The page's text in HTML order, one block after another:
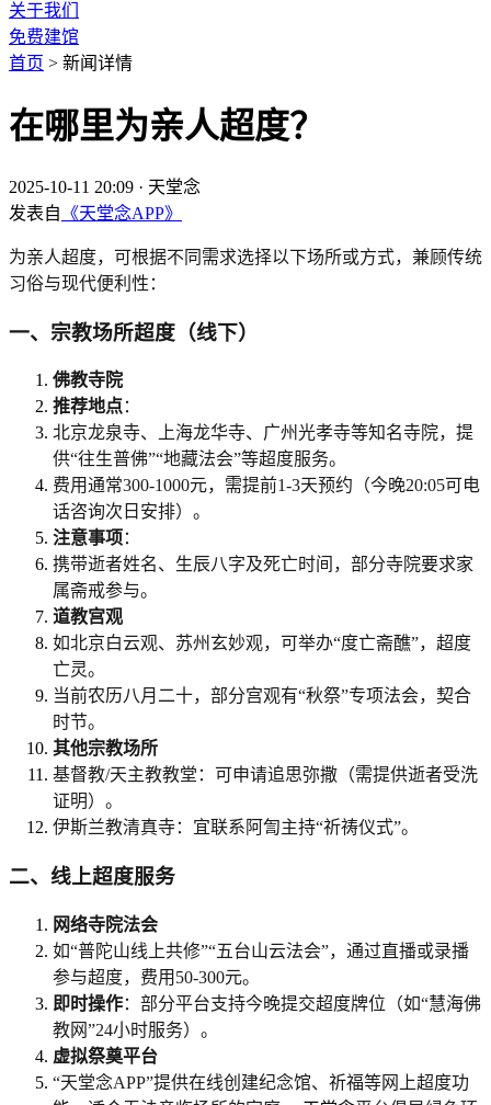
关于我们
免费建馆
首页 > 新闻详情
在哪里为亲人超度？
2025-10-11 20:09 · 天堂念
发表自 《天堂念APP》
为亲人超度，可根据不同需求选择以下场所或方式，兼顾传统
习俗与现代便利性：
一、宗教场所超度（线下）
佛教寺院
推荐地点：
北京龙泉寺、上海龙华寺、广州光孝寺等知名寺院，提
供“往生普佛”“地藏法会”等超度服务。
费用通常300-1000元，需提前1-3天预约（今晚20:05可电
话咨询次日安排）。
注意事项 ：
携带逝者姓名、生辰八字及死亡时间，部分寺院要求家
属斋戒参与。
道教宫观
如北京白云观、苏州玄妙观，可举办“度亡斋醮”，超度
亡灵。
当前农历八月二十，部分宫观有“秋祭”专项法会，契合
时节。
其他宗教场所
基督教/天主教教堂：可申请追思弥撒（需提供逝者受洗
证明）。
伊斯兰教清真寺：宜联系阿訇主持“祈祷仪式”。
二、线上超度服务
网络寺院法会
如“普陀山线上共修”“五台山云法会”，通过直播或录播
参与超度，费用50-300元。
即时操作：部分平台支持今晚提交超度牌位（如“慧海佛
教网”24小时服务）。
虚拟祭奠平台
“天堂念APP”提供在线创建纪念馆、祈福等网上超度功